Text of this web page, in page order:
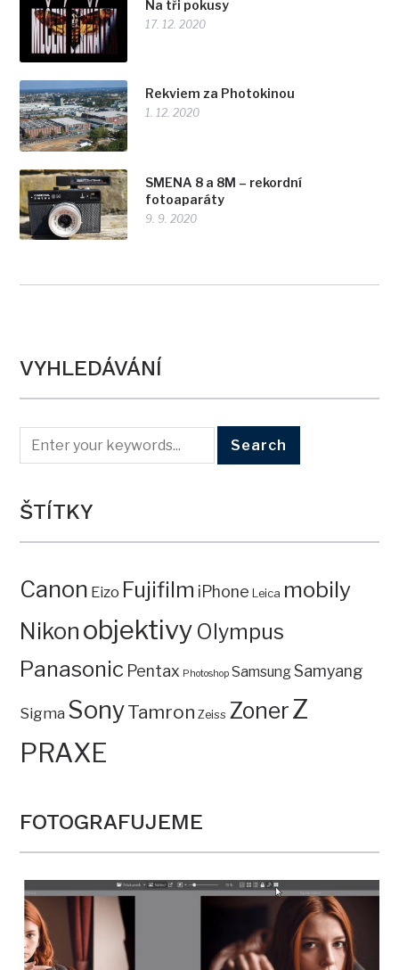
Na tři pokusy
17. 12. 2020
Rekviem za Photokinou
1. 12. 2020
SMENA 8 a 8M – rekordní
fotoaparáty
9. 9. 2020
VYHLEDÁVÁNÍ
ŠTÍTKY
Canon Eizo Fujifilm iPhone Leica mobily
Nikon objektivy Olympus
Panasonic Pentax Photoshop SamsungSamyang
Sigma SonyTamron Zeiss ZonerZ
PRAXE
FOTOGRAFUJEME